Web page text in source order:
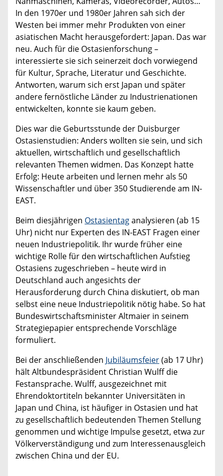
In den 1970er und 1980er Jahren sah sich der
Westen bei immer mehr Produkten von einer
asiatischen Macht herausgefordert: Japan. Das war
neu. Auch für die Ostasienforschung –
interessierte sie sich seinerzeit doch vorwiegend
für Kultur, Sprache, Literatur und Geschichte.
Antworten, warum sich erst Japan und später
andere fernöstliche Länder zu Industrienationen
entwickelten, konnte sie kaum geben.
Dies war die Geburtsstunde der Duisburger
Ostasienstudien: Anders wollten sie sein, und sich
aktuellen, wirtschaftlich und gesellschaftlich
relevanten Themen widmen. Das Konzept hatte
Erfolg: Heute arbeiten und lernen mehr als 50
Wissenschaftler und über 350 Studierende am IN-
EAST.
Beim diesjährigen Ostasientaganalysieren (ab 15
Uhr) nicht nur Experten des IN-EAST Fragen einer
neuen Industriepolitik. Ihr wurde früher eine
wichtige Rolle für den wirtschaftlichen Aufstieg
Ostasiens zugeschrieben – heute wird in
Deutschland auch angesichts der
Herausforderung durch China diskutiert, ob man
selbst eine neue Industriepolitik nötig habe. So hat
Bundeswirtschaftsminister Altmaier in seinem
Strategiepapier entsprechende Vorschläge
formuliert.
Bei der anschließenden Jubiläumsfeier(ab 17 Uhr)
hält Altbundespräsident Christian Wulff die
Festansprache. Wulff, ausgezeichnet mit
Ehrendoktortiteln bekannter Universitäten in
Japan und China, ist häufiger in Ostasien und hat
zu gesellschaftlich bedeutenden Themen Stellung
genommen und wichtige Impulse gesetzt, etwa zur
Völkerverständigung und zum Interessenausgleich
zwischen China und der EU.